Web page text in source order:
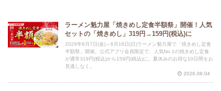
ラーメン魁力屋「焼きめし定食半額祭」開催！人気
セットの「焼きめし」319円→159円(税込)に
2026年8月7日(金)～8月16日(日)ラーメン魁力屋で「焼きめし定食
半額祭」開催。公式アプリ会員限定で、人気No.1の焼きめし定食
が通常319円(税込)から159円(税込)に。夏休みのお得な10日間をお
見逃しなく。
2026.08.04